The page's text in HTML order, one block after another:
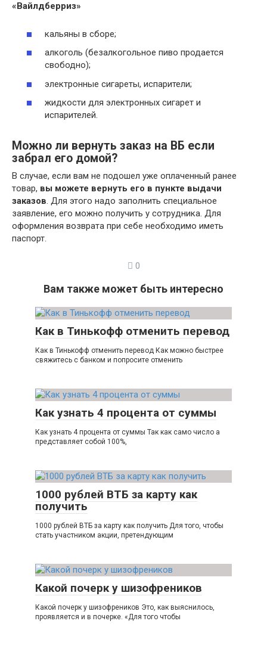
« Вайлдберриз»
кальяны в сборе;
алкоголь (безалкогольное пиво продается
свободно);
электронные сигареты, испарители;
жидкости для электронных сигарет и
испарителей.
Можно ли вернуть заказ на ВБ если
забрал его домой?
В случае, если вам не подошел уже оплаченный ранее
товар, вы можете вернуть его в пункте выдачи
заказов. Для этого надо заполнить специальное
заявление, его можно получить у сотрудника. Для
оформления возврата при себе необходимо иметь
паспорт.
0
Вам также может быть интересно
Как в Тинькофф отменить перевод
Как в Тинькофф отменить перевод Как можно быстрее
свяжитесь с банком и попросите отменить
Как узнать 4 процента от суммы
Как узнать 4 процента от суммы Так как само число а
представляет собой 100%,
1000 рублей ВТБ за карту как
получить
1000 рублей ВТБ за карту как получить Для того, чтобы
стать участником акции, претендующим
Какой почерк у шизофреников
Какой почерк у шизофреников Это, как выяснилось,
проявляется и в почерке. «Для того чтобы